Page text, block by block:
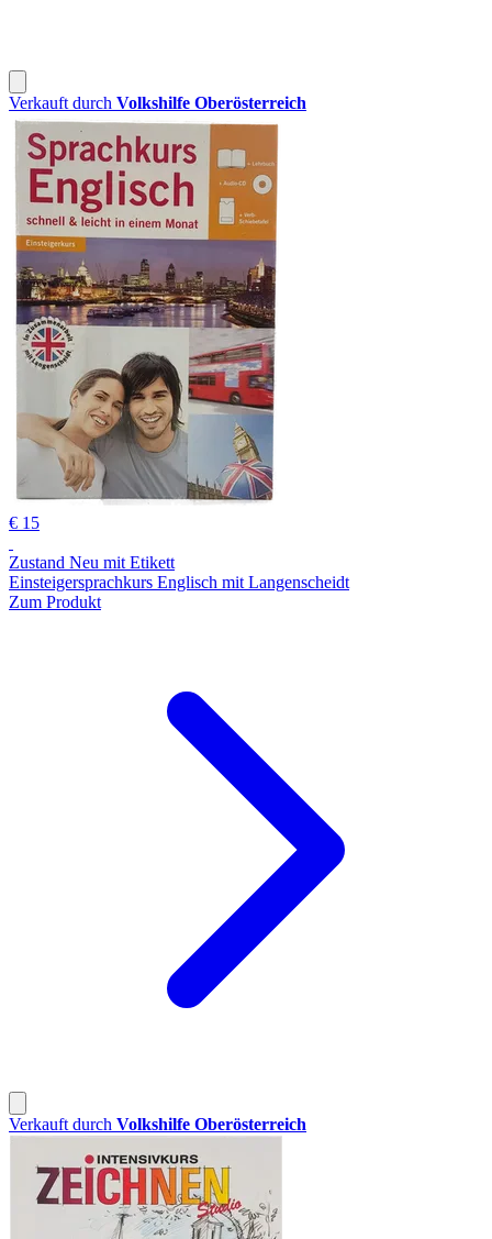
Verkauft durch Volkshilfe Oberösterreich
€ 15
Zustand Neu mit Etikett
Einsteigersprachkurs Englisch mit Langenscheidt
Zum Produkt
Verkauft durch Volkshilfe Oberösterreich